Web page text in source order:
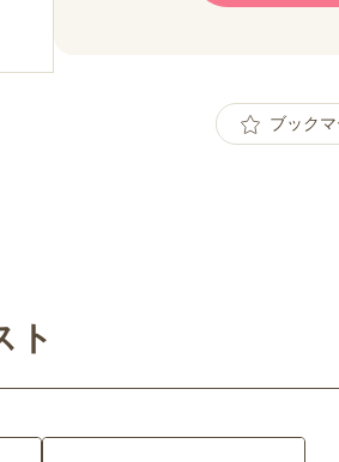
ブックマ
ト